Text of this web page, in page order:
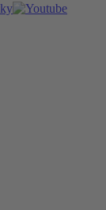
Youtube